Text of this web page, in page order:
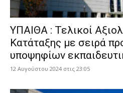
ΥΠΑΙΘΑ : Τελικοί
Κατάταξης με σειρά
υποψηφίων
12 Αυγούστου 2024 στις 23:05